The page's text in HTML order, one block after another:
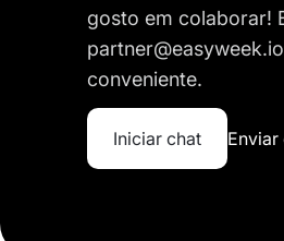
gosto em colaborar!
partner@easyweek.io
conveniente.
Iniciar chat Enviar